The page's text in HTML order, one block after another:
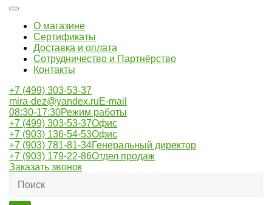
О магазине
Сертификаты
Доставка и оплата
Сотрудничество и Партнёрство
Контакты
+7 (499) 303-53-37
mira-dez@yandex.ruE-mail
08:30-17:30Режим работы
+7 (499) 303-53-37Офис
+7 (903) 136-54-53Офис
+7 (903) 781-81-34Генеральный директор
+7 (903) 179-22-86Отдел продаж
Заказать звонок